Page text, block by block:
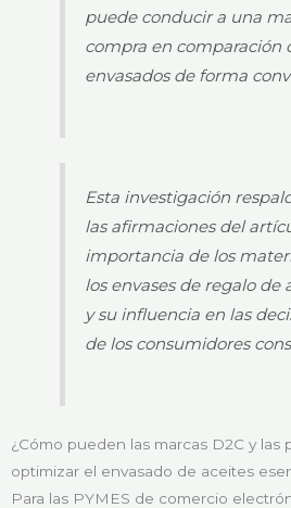
puede conducir a una
compra en comparación
envasados de forma
Esta investigación
las afirmaciones del
importancia de los
los envases de regalo de
y su influencia en las
de los consumidores
¿Cómo pueden las marcas D2C y las
optimizar el envasado de aceites
Para las PYMES de comercio